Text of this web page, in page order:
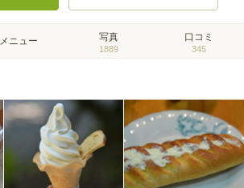
メニュー 写真
1889
口コミ
345